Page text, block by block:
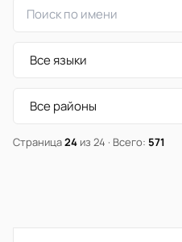
Страница24 из 24 · Всего: 571